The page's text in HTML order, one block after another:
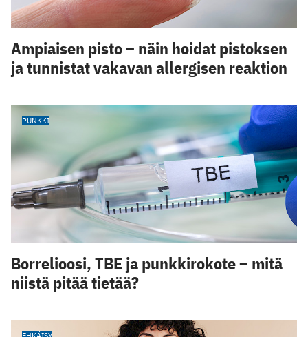
Ampiaisen pisto – näin hoidat pistoksen
ja tunnistat vakavan allergisen reaktion
PUNKKI
Borrelioosi, TBE ja punkkirokote – mitä
niistä pitää tietää?